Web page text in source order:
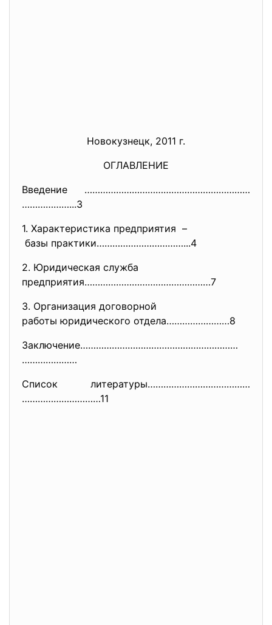
Новокузнецк, 2011 г.
ОГЛАВЛЕНИЕ
Введение ………………………………………………………
………………...3
1. Характеристика предприятия –
базы практики……………………………...4
2. Юридическая служба
предприятия…………………………………………7
3. Организация договорной
работы юридического отдела……………………8
Заключение……………………………………………………
…………………
Список литературы…………………………………
…………………………11